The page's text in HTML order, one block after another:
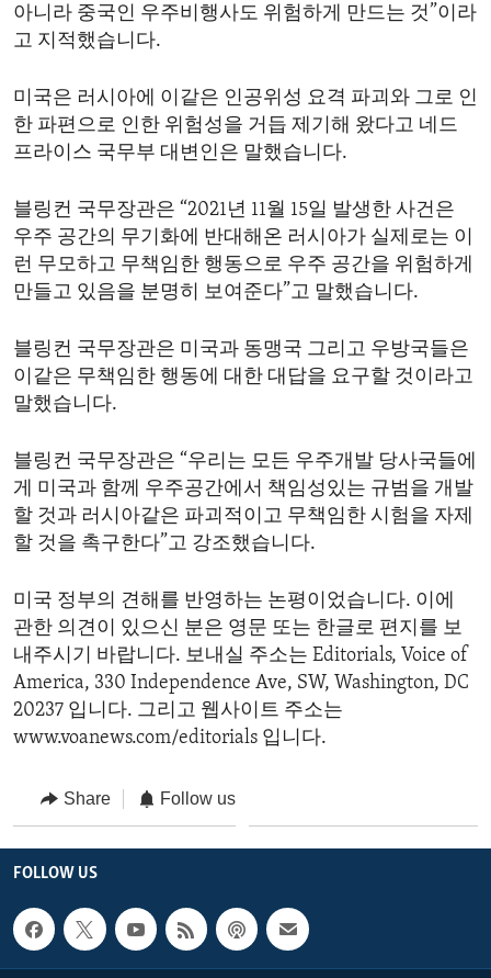
아니라 중국인 우주비행사도 위험하게 만드는 것”이라
고 지적했습니다.
미국은 러시아에 이같은 인공위성 요격 파괴와 그로 인
한 파편으로 인한 위험성을 거듭 제기해 왔다고 네드
프라이스 국무부 대변인은 말했습니다.
블링컨 국무장관은 “2021년 11월 15일 발생한 사건은
우주 공간의 무기화에 반대해온 러시아가 실제로는 이
런 무모하고 무책임한 행동으로 우주 공간을 위험하게
만들고 있음을 분명히 보여준다”고 말했습니다.
블링컨 국무장관은 미국과 동맹국 그리고 우방국들은
이같은 무책임한 행동에 대한 대답을 요구할 것이라고
말했습니다.
블링컨 국무장관은 “우리는 모든 우주개발 당사국들에
게 미국과 함께 우주공간에서 책임성있는 규범을 개발
할 것과 러시아같은 파괴적이고 무책임한 시험을 자제
할 것을 촉구한다”고 강조했습니다.
미국 정부의 견해를 반영하는 논평이었습니다. 이에
관한 의견이 있으신 분은 영문 또는 한글로 편지를 보
내주시기 바랍니다. 보내실 주소는 Editorials, Voice of
America, 330 Independence Ave, SW, Washington, DC
20237 입니다. 그리고 웹사이트 주소는
www.voanews.com/editorials 입니다.
Share Follow us
FOLLOW US